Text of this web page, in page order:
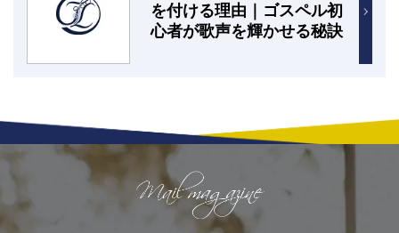
を付ける理由｜ゴスペル初
心者が歌声を輝かせる秘訣